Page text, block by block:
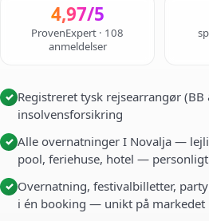
4,97/5
ProvenExpert · 108
anmeldelser
✓ Registreret tysk rejsearrangør (BB
insolvensforsikring
✓ Alle overnatninger I Novalja —
pool, feriehuse, hotel —
✓ Overnatning, festivalbilletter,
i én booking — unikt på markedet